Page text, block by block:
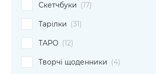
Скетчбуки (17)
Тарілки (31)
ТАРО (12)
Творчі щоденники (4)